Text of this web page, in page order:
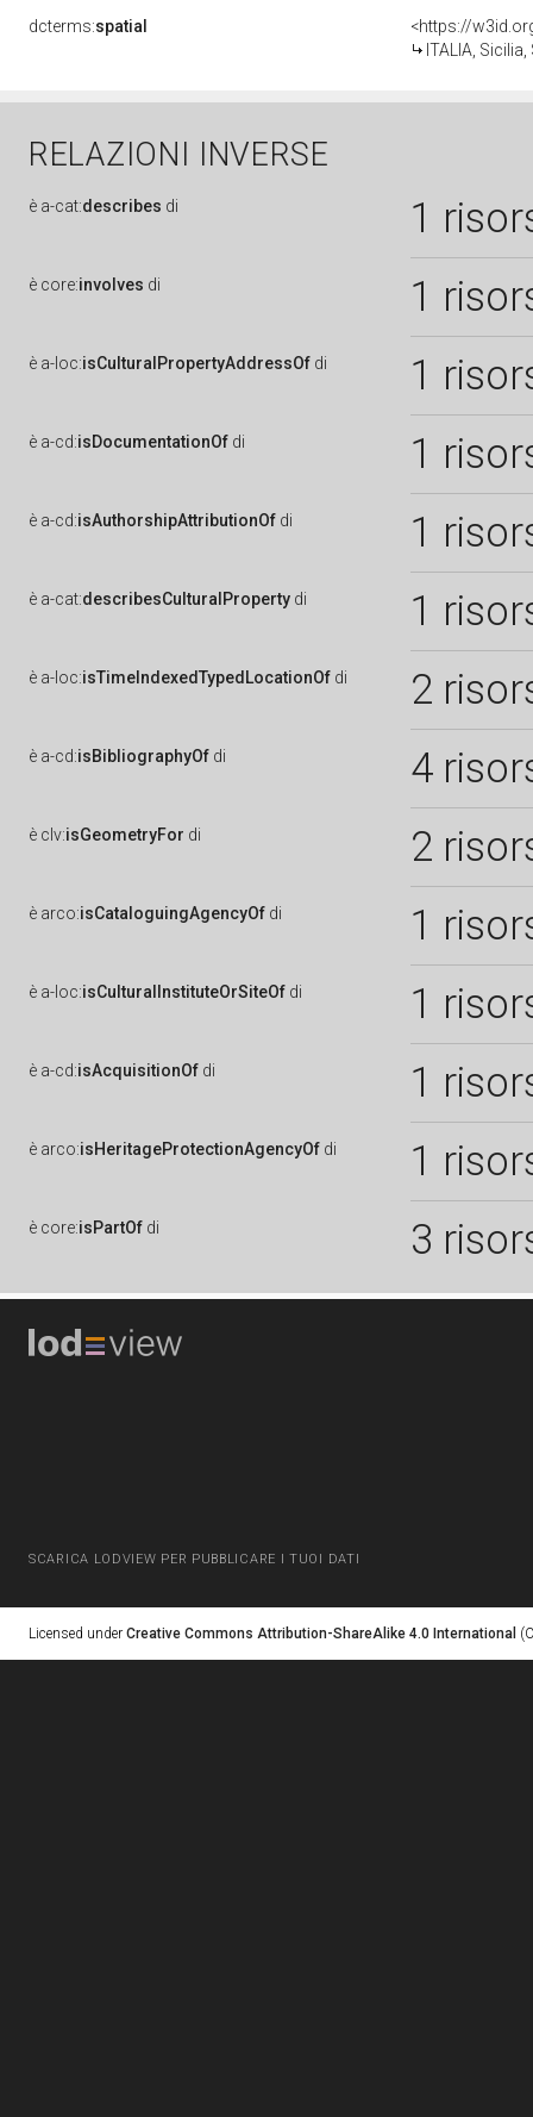
dcterms:spatial
<https://
ITALIA,
RELAZIONI INVERSE
è a-cat:describes di 1
è core:involves di 1
è a-loc:isCulturalPropertyAddressOf di 1
è a-cd:isDocumentationOf di 1
è a-cd:isAuthorshipAttributionOf di 1
è a-cat:describesCulturalProperty di 1
è a-loc:isTimeIndexedTypedLocationOf di 2
è a-cd:isBibliographyOf di 4
è clv:isGeometryFor di 2
è arco:isCataloguingAgencyOf di 1
è a-loc:isCulturalInstituteOrSiteOf di 1
è a-cd:isAcquisitionOf di 1
è arco:isHeritageProtectionAgencyOf di 1
è core:isPartOf di 3
SCARICA LODVIEW PER PUBBLICARE I TUOI DATI
Licensed under Creative Commons Attribution-ShareAlike 4.0 International